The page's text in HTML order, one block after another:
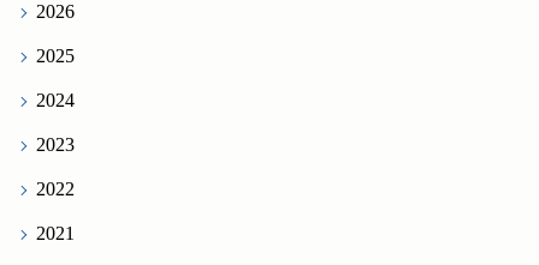
2026
2025
2024
2023
2022
2021